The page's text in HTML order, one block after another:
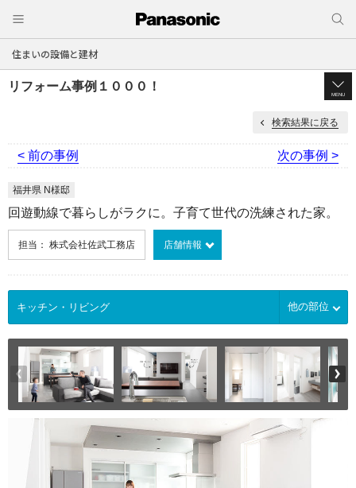
住まいの設備と建材
リフォーム事例１０００！
MENU
検索結果に戻る
< 前の事例 次の事例 >
福井県 N様邸
回遊動線で暮らしがラクに。子育て世代の洗練された家。
担当： 株式会社佐武工務店 店舗情報
他の部位